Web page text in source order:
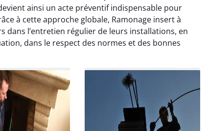
ainsi un acte préventif indispensable pour
à cette approche globale, Ramonage insert à
dans l’entretien régulier de leurs installations, en
dans le respect des normes et des bonnes
travail de
et ramonage.
parfaitement
sans
Ramonage très bien réalisé,
travail propre et soigné.
Toutes les explications ont
été claires et le conduit a été
sérieux et rassurant.